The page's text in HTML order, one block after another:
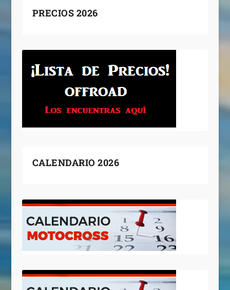
PRECIOS 2026
CALENDARIO 2026